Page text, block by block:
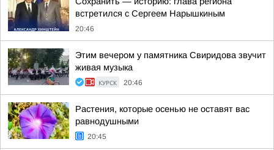
встретился с Сергеем Нарышкиным
20:46
Этим вечером у памятника Свиридова звучит
живая музыка
КУРСК 20:46
Растения, которые осенью не оставят вас
равнодушными
20:45